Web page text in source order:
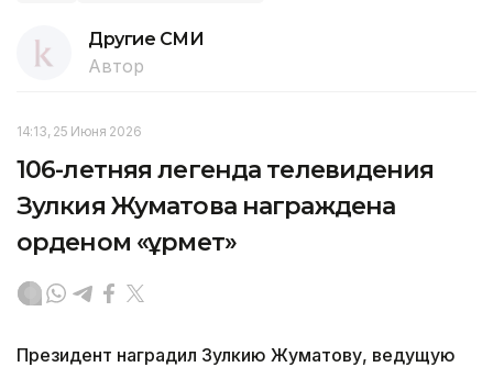
Другие СМИ
Автор
14:13, 25 Июня 2026
106-летняя легенда телевидения
Зулкия Жуматова награждена
орденом «Құрмет»
Президент наградил Зулкию Жуматову, ведущую